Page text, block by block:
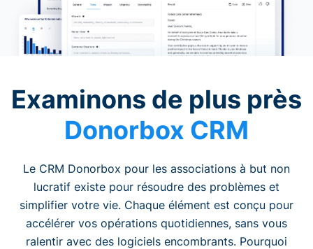
Examinons de plus près
Donorbox CRM
Le CRM Donorbox pour les associations à but non
lucratif existe pour résoudre des problèmes et
simplifier votre vie. Chaque élément est conçu pour
accélérer vos opérations quotidiennes, sans vous
ralentir avec des logiciels encombrants. Pourquoi